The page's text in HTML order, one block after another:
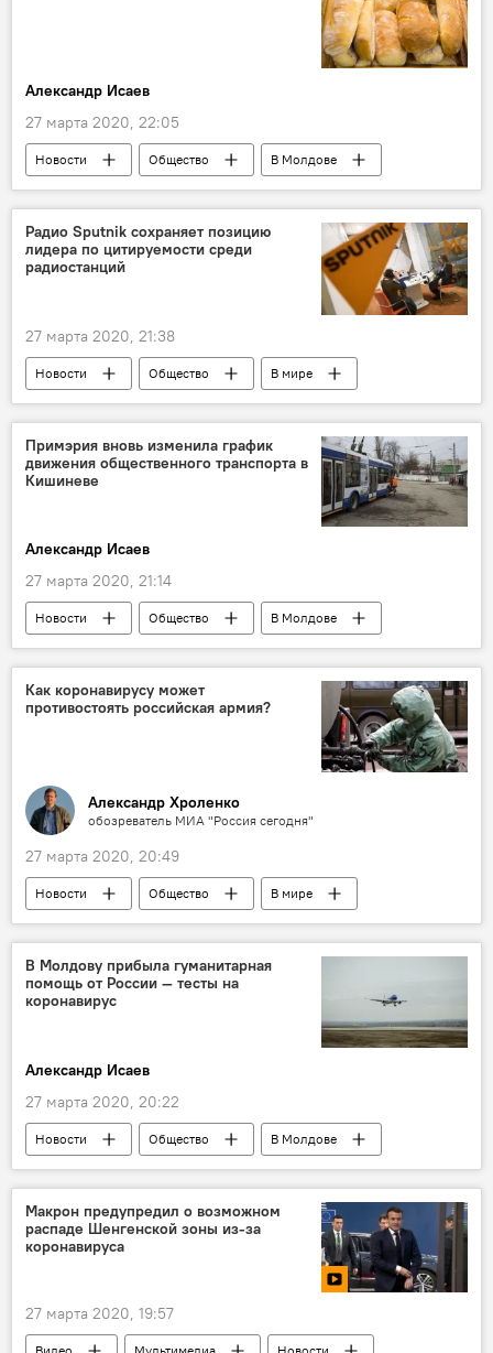
Александр Исаев
27 марта 2020, 22:05
Новости Общество
В Молдове
хлеб
Коронавирус
Радио Sputnik сохраняет позицию
лидера по цитируемости среди
радиостанций
27 марта 2020, 21:38
Новости Общество
В мире
Россия
Примэрия вновь изменила график
движения общественного транспорта в
Кишиневе
Александр Исаев
27 марта 2020, 21:14
Новости Общество
В Молдове
общественный транпорт
Коронавирус
Как коронавирусу может
противостоять российская армия?
Александр Хроленко
обозреватель МИА "Россия сегодня"
27 марта 2020, 20:49
Новости Общество
В мире
Россия
В Молдову прибыла гуманитарная
помощь от России — тесты на
коронавирус
Александр Исаев
27 марта 2020, 20:22
Новости Общество
В Молдове
Коронавирус
Макрон предупредил о возможном
распаде Шенгенской зоны из-за
коронавируса
27 марта 2020, 19:57